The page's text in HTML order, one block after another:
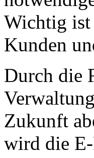
Wichtig ist
Kunden
Durch die
Zukunft
wird die E-